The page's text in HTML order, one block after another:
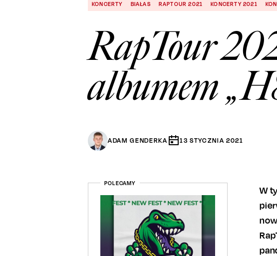
KONCERTY BIAŁAS RAPTOUR 2021 KONCERTY 2021
RapTour
albumem
ADAM GENDERKA 13 STYCZNIA 2021
POLECAMY
W